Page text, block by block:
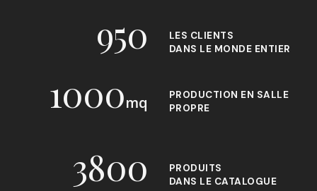
950
LES CLIENTS
DANS LE MONDE ENTIER
1000mq
PRODUCTION EN SALLE
PROPRE
3800
PRODUITS
DANS LE CATALOGUE